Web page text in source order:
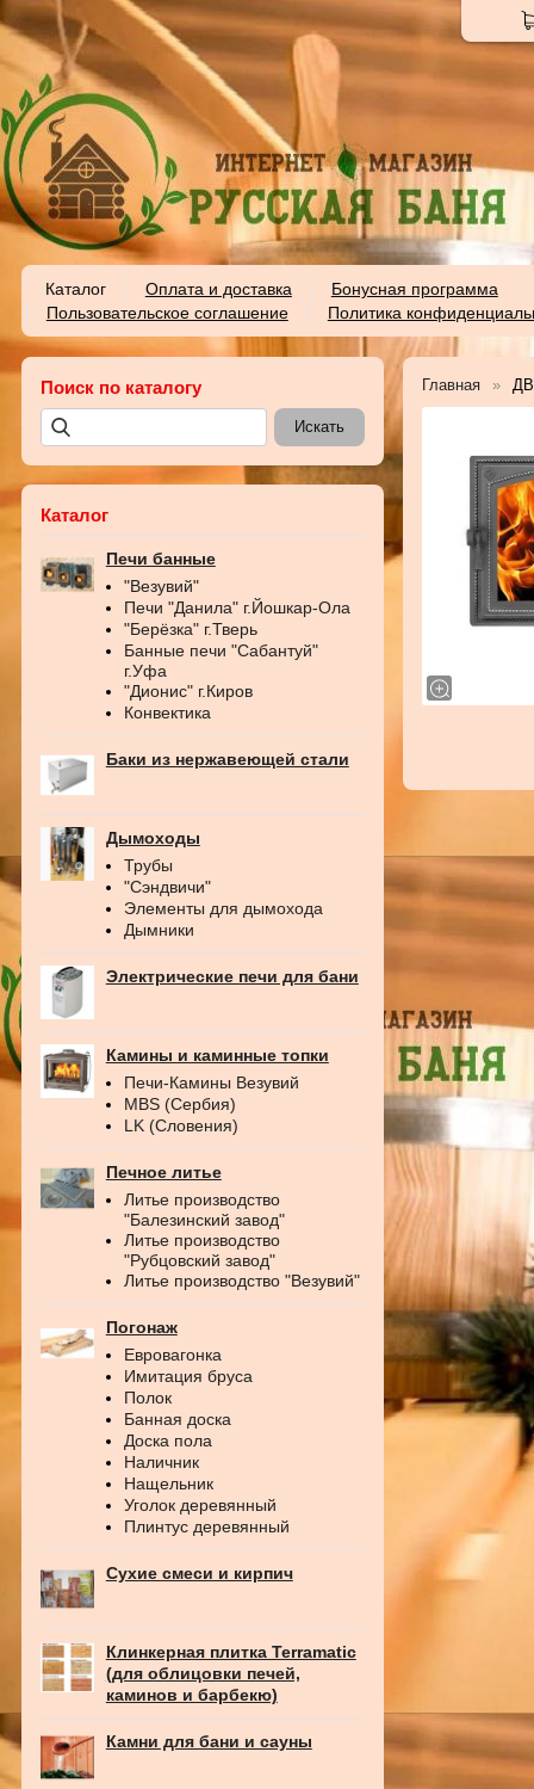
Каталог Оплата и доставка
Бонусная программа
Пользовательское соглашение
Политика
Поиск по каталогу
Каталог
Печи банные
"Везувий"
Печи "Данила" г.Йошкар-Ола
"Берёзка" г.Тверь
Банные печи "Сабантуй"
г.Уфа
"Дионис" г.Киров
Конвектика
Баки из нержавеющей стали
Дымоходы
Трубы
"Сэндвичи"
Элементы для дымохода
Дымники
Электрические печи для бани
Камины и каминные топки
Печи-Камины Везувий
MBS (Сербия)
LK (Словения)
Печное литье
Литье производство
"Балезинский завод"
Литье производство
"Рубцовский завод"
Литье производство "Везувий"
Погонаж
Евровагонка
Имитация бруса
Полок
Банная доска
Доска пола
Наличник
Нащельник
Уголок деревянный
Плинтус деревянный
Сухие смеси и кирпич
Клинкерная плитка Terramatic
(для облицовки печей,
каминов и барбекю)
Камни для бани и сауны
Главная